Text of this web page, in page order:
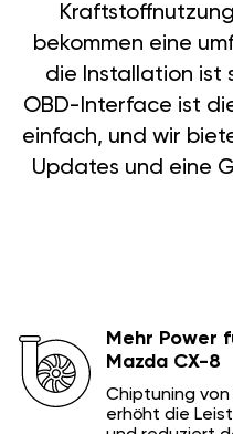
bekommen eine
die Installation ist
OBD-Interface ist
einfach, und wir
Updates und eine
Mehr Power
Mazda CX-8
Chiptuning von
erhöht die